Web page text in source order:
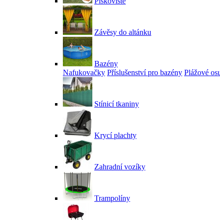
Závěsy do altánku
Bazény
Nafukovačky Příslušenství pro bazény Plážové
Stínicí tkaniny
Krycí plachty
Zahradní vozíky
Trampolíny